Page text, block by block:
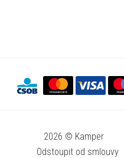
2026 © Kamper
Odstoupit od smlouvy